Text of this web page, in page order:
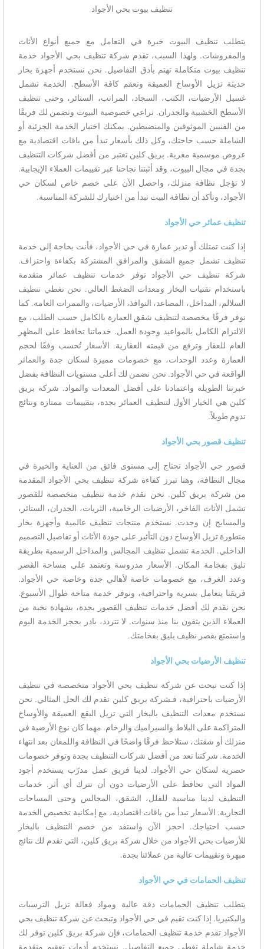
تنظيف بيوت بحي الأجواد
يتطلب تنظيف البيوت خبرة في التعامل مع جميع أنواع الأثاث
والمفروشات. ولهذا السبب، تقدم شركة تنظيف بحي الأجواد خدمة
تنظيف بيوت متكاملة تهتم بأدق التفاصيل. نحن نستخدم أجهزة بخار
حديثة تزيل الأوساخ العميقة وتعقم كافة الأسطح. الخدمة تشمل
غسيل الأرضيات، الكنب، السجاد، المراتب، الستائر، وحتى تنظيف
الأسطح الخشبية والجدران. نراعي خصوصية البيوت ونضمن لك فريقًا
من الفنيين الموثوقين والمنضبطين. يمكنك اختيار الخدمة الجزئية أو
الشاملة حسب حاجتك، وكل ذلك بأسعار تبدأ من باقات اقتصادية مع
عروض موسمية مغرية. بريق كلين تعتبر من أفضل شركات التنظيف
بجدة في مجال البيوت، وقد أثبتنا نجاحنا عبر تقييمات العملاء الإيجابية.
لا تؤجل نظافة منزلك، واحصل الآن على خصم خاص لسكان حي
الأجواد، وتأكد أن نظافة البيت تبدأ من اختيارك للشركة المناسبة.
تنظيف عمائر حي الأجواد
إذا كنت تمتلك أو تدير عمارة في حي الأجواد، فأنت بحاجة إلى خدمة
تنظيف تشمل جميع الشقق والمرافق المشتركة بكفاءة واحتراف.
شركة تنظيف حي الأجواد توفر خدمات تنظيف عمائر متقدمة
باستخدام تقنيات البخار ومعدات الضغط العالي. نحن نغطي تنظيف
السلالم، المداخل، المصاعد، النوافذ، الأرضيات، والممرات العامة. كما
نوفر فرقًا مخصصة لتنظيف شقق العمارة بالكامل حسب الطلب، مع
الالتزام الكامل بالمواعيد وجودة العمل. خدماتنا تحافظ على المظهر
العام للعقار وترفع من قيمته العقارية. الأسعار تُحسب وفقًا لحجم
العمارة وعدد الوحدات، مع خصومات مميزة لسكان جدة والعمائر
الواقعة في حي الأجواد. نحن نضمن لك أعلى مستويات النظافة بفضل
خبرتنا الطويلة واعتمادنا على أفضل المعدات والمواد. شركة بريق
كلين هي الخيار الأول لتنظيف العمائر بجدة، بتقييمات ممتازة ونتائج
تدوم طويلاً.
تنظيف قصور بحي الأجواد
قصور حي الأجواد تحتاج إلى مستوى فائق من العناية والخبرة في
مجال النظافة، وهنا تبرز كفاءة شركة تنظيف بحي الأجواد المقدمة
من شركة بريق كلين. نحن نقدم خدمة تنظيف متخصصة للقصور
تشمل الأثاث الفاخر، الأرضيات الرخامية، الثريات، الجدران، الستائر،
والمسابح إن وجدت. نستخدم منتجات تنظيف عالمية وأجهزة بخار
متطورة تزيل الأوساخ دون التأثير على جودة الأثاث أو تفاصيل التصميم
الداخلي. الخدمة تشمل تنظيف المجالس والمداخل الرسمية بطريقة
تليق بفخامة المكان. الأسعار مدروسة وتعتمد على مساحة القصر
وعدد الغرف، مع خصومات خاصة لأهالي جدة وخاصة حي الأجواد.
فريقنا يتعامل بسرية واحترافية، ونوفر خدمة متاحة طوال الأسبوع.
نحن نقدم لك أفضل خدمات تنظيف القصور بجدة، بشهادة نخبة من
العملاء الذين يثقون بنا منذ سنوات. لا تتردد، بادر بحجز الخدمة اليوم
واستمتع بقصر نظيف يليق بفخامتك.
تنظيف الأرضيات بحي الأجواد
إذا كنت تبحث عن شركة تنظيف بحي الأجواد متخصصة في تنظيف
الأرضيات باحترافية، فـشركة بريق كلين تقدم لك الحل المثالي. نحن
نستخدم معدات التنظيف بالبخار التي تزيل البقع العميقة والأوساخ
المتراكمة على البلاط والسيراميك والرخام. مهما كان نوع الأرضية في
منزلك أو شقتك، ستلاحظ فرقًا واضحًا في النظافة واللمعان بعد انتهاء
الخدمة. شركتنا تعد من أفضل شركات التنظيف بجدة وتوفر خصومات
حصرية لسكان حي الأجواد. لدينا فريق عمل مدرّب يستخدم أجود
المواد التي تحافظ على الأرضيات دون أن تترك أي أثر. خدمات
التنظيف لدينا مناسبة للفلل، الشقق، المجالس وحتى المساحات
التجارية. الأسعار تبدأ من باقات اقتصادية، مع إمكانية تخصيص الخدمة
حسب احتياجك. احجز الآن واستفد من خصم التنظيف بالبخار
للأرضيات بحي الأجواد من خلال شركة بريق كلين، التي تقدم لك نتائج
مبهرة وتقييمات عالية من عملائنا بجدة.
تنظيف الحمامات في حي الأجواد
يتطلب تنظيف الحمامات دقة عالية ومواد فعالة تزيل الترسبات
والبكتيريا. إذا كنت تقيم في حي الأجواد وتبحث عن شركة تنظيف بحي
الأجواد تقدم خدمة تنظيف الحمامات، فإن شركة بريق كلين توفر لك
خدمة شاملة تغطي جميع التفاصيل. نستخدم أدوات تعقيم متقدمة